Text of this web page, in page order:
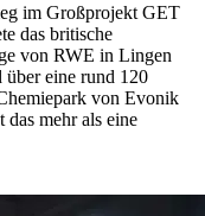
im Großprojekt GET
das britische
von RWE in Lingen
über eine rund 120
von Evonik
mehr als eine